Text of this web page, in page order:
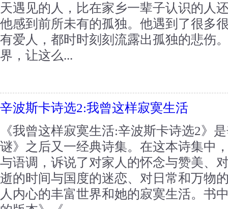
天遇见的人，比在家乡一辈子认识的人
他感到前所未有的孤独。他遇到了很多
有爱人，都时时刻刻流露出孤独的悲伤
界，让这么...
辛波斯卡诗选2:我曾这样寂寞生活
《我曾这样寂寞生活:辛波斯卡诗选2》
谜》之后又一经典诗集。在这本诗集中
与语调，诉说了对家人的怀念与赞美、
逝的时间与国度的迷恋、对日常和万物
人内心的丰富世界和她的寂寞生活。书